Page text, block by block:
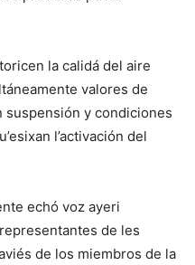
la calidá del aire
valores de
y condiciones
l’activación del
echó voz ayeri
de les
de los miembros de la